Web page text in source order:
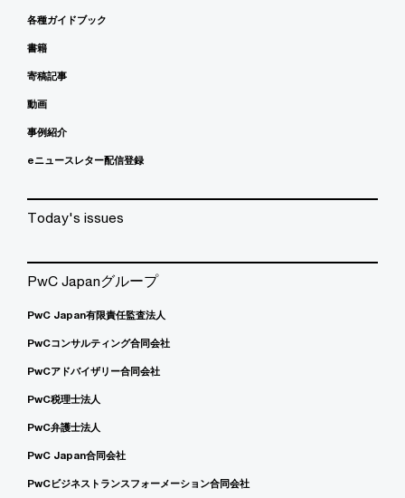
各種ガイドブック
書籍
寄稿記事
動画
事例紹介
eニュースレター配信登録
Today's issues
PwC Japanグループ
PwC Japan有限責任監査法人
PwCコンサルティング合同会社
PwCアドバイザリー合同会社
PwC税理士法人
PwC弁護士法人
PwC Japan合同会社
PwCビジネストランスフォーメーション合同会社